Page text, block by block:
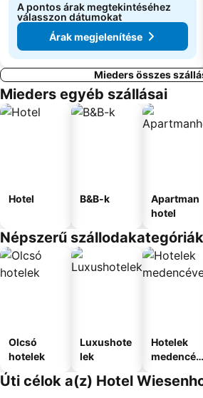
A pontos árak megtekintéséhez
válasszon dátumokat
Árak megjelenítése
Mieders összes
Mieders egyéb szállásai
Hotel B&B-k
Apartman
hotel
Népszerű
Olcsó
hotelek
Luxushote
lek
Hotelek
medencév
Úti célok a(z) Hotel